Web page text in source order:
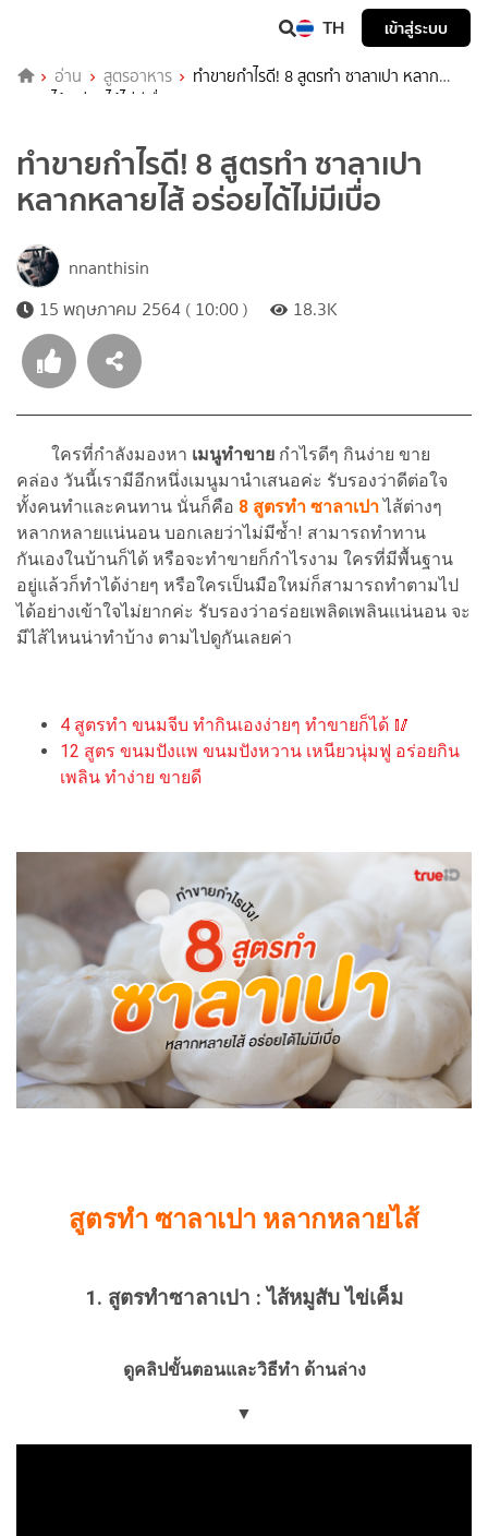
TH เข้าสู่ระบบ
อ่าน สูตรอาหาร
ทำขายกำไรดี! 8 สูตรทำ ซาลาเปา หลาก
หลายไส้ อร่อยได้ไม่มีเบื่อ
ทำขายกำไรดี! 8 สูตรทำ ซาลาเปา
หลากหลายไส้ อร่อยได้ไม่มีเบื่อ
nnanthisin
15 พฤษภาคม 2564 ( 10:00 )
18.3K
ใครที่กำลังมองหา เมนูทำขาย กำไรดีๆ กินง่าย ขาย
คล่อง วันนี้เรามีอีกหนึ่งเมนูมานำเสนอค่ะ รับรองว่าดีต่อใจ
ทั้งคนทำและคนทาน นั่นก็คือ 8 สูตรทำ ซาลาเปาไส้ต่างๆ
หลากหลายแน่นอน บอกเลยว่าไม่มีซ้ำ! สามารถทำทาน
กันเองในบ้านก็ได้ หรือจะทำขายก็กำไรงาม ใครที่มีพื้นฐาน
อยู่แล้วก็ทำได้ง่ายๆ หรือใครเป็นมือใหม่ก็สามารถทำตามไป
ได้อย่างเข้าใจไม่ยากค่ะ รับรองว่าอร่อยเพลิดเพลินแน่นอน จะ
มีไส้ไหนน่าทำบ้าง ตามไปดูกันเลยค่า
4 สูตรทำ ขนมจีบ ทำกินเองง่ายๆ ทำขายก็ได้ 🥢
12 สูตร ขนมปังแพ ขนมปังหวาน เหนียวนุ่มฟู อร่อยกิน
เพลิน ทำง่าย ขายดี
สูตรทำ ซาลาเปา หลากหลายไส้
1. สูตรทำซาลาเปา : ไส้หมูสับ ไข่เค็ม
ดูคลิปขั้นตอนและวิธีทำ ด้านล่าง
▼